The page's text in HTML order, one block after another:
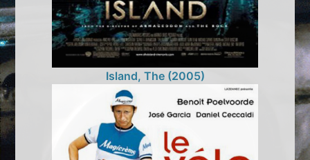
Island, The (2005)